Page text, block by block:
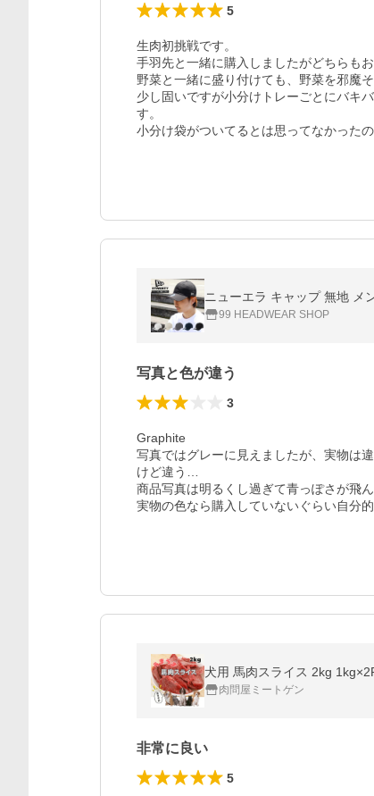
5
生肉初挑戦です。
手羽先と一緒に購入しましたがどちらも
野菜と一緒に盛り付けても、野菜を邪魔
少し固いですが小分けトレーごとにバキ
す。
小分け袋がついてるとは思ってなかった
ニューエラ キャップ 無地 メ
99 HEADWEAR SHOP
写真と色が違う
3
Graphite
写真ではグレーに見えましたが、実物は
けど違う…
商品写真は明るくし過ぎて青っぽさが飛ん
実物の色なら購入していないぐらい自分
犬用 馬肉スライス 2kg
肉問屋ミートゲン
非常に良い
5